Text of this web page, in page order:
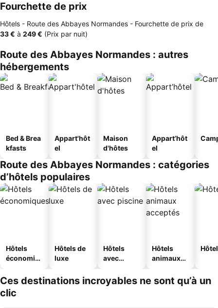
Fourchette de prix
Hôtels - Route des Abbayes Normandes - Fourchette de prix de
‎33 € à ‎249 € (Prix par nuit)
Route des Abbayes Normandes : autres
hébergements
Bed & Brea
kfasts
Appart'hôt
el
Maison
d'hôtes
Appart’hôt
el
Route des Abbayes Normandes : catégories
d’hôtels populaires
Hôtels
économiq
Hôtels de
luxe
Hôtels
avec
Hôtels
animaux
Ces destinations incroyables ne sont qu’à un
clic